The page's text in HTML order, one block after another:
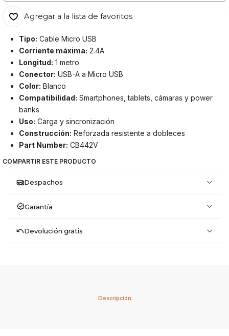
Agregar a la lista de favoritos
Tipo: Cable Micro USB
Corriente máxima: 2.4A
Longitud: 1 metro
Conector: USB-A a Micro USB
Color: Blanco
Compatibilidad: Smartphones, tablets, cámaras y power
banks
Uso: Carga y sincronización
Construcción: Reforzada resistente a dobleces
Part Number: CB442V
COMPARTIR ESTE PRODUCTO
Despachos
Garantía
Devolución gratis
Descripción